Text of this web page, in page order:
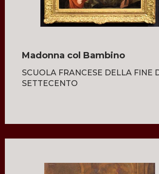
Madonna col Bambino
SCUOLA FRANCESE DELLA FINE
SETTECENTO